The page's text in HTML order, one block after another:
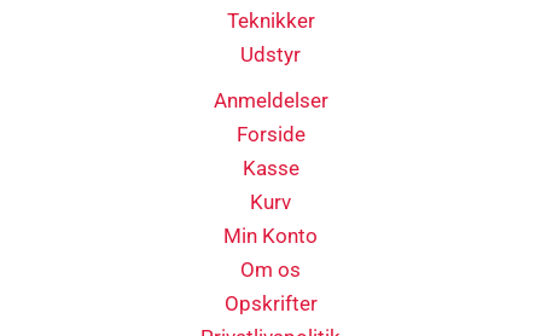
Teknikker
Udstyr
Anmeldelser
Forside
Kasse
Kurv
Min Konto
Om os
Opskrifter